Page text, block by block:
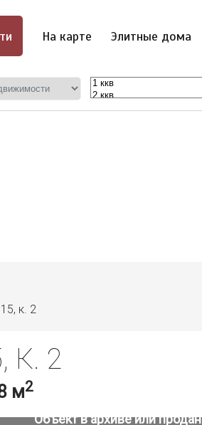
На карте Элитные дома
к. 2
К. 2
м2
Объект в архиве или продан